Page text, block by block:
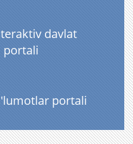
davlat
portali
portali